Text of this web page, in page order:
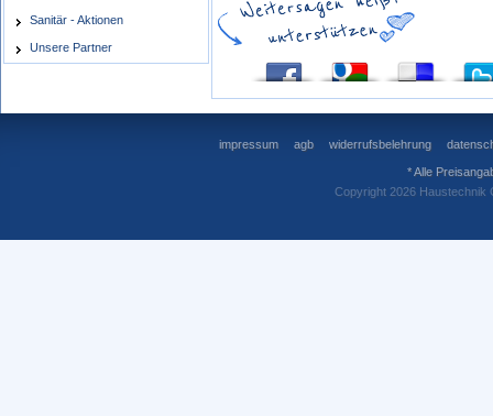
Sanitär - Aktionen
Unsere Partner
impressum agb widerrufsbelehrung
* Alle
Copyright 2026 Haustechnik